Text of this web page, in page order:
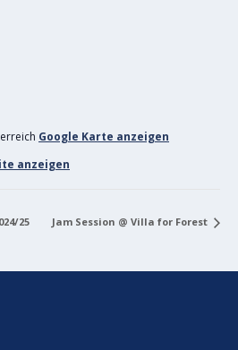
Google Karte anzeigen
anzeigen
25 Jam Session @ Villa for Forest